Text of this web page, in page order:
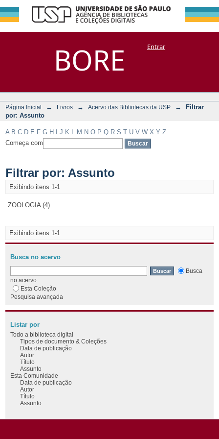
BORE
Filtrar por:
Assunto
DSpace/Manakin + CoriscoEntrar
Página Inicial → Livros → Acervo das Bibliotecas da USP →
Filtrar
por: Assunto
A B C D E F G H J K M N O P Q R S T U V W X Y Z
Começa com
Filtrar por: Assunto
Exibindo itens 1-1
ZOOLOGIA (4)
Exibindo itens 1-1
Busca no acervo
Busca
no acervo
Esta Coleção
Pesquisa avançada
Listar por
Todo a biblioteca digital
Tipos de documento & Coleções
Data de publicação
Autor
Título
Assunto
Esta Comunidade
Data de publicação
Autor
Título
Assunto